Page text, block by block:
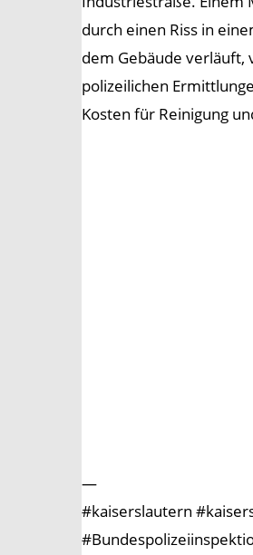
durch einen Riss in
dem Gebäude verläuft,
polizeilichen
Kosten für Reinigung
—
#kaiserslautern